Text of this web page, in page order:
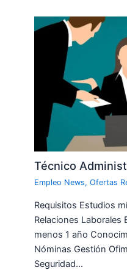
Técnico
Empleo News,Ofertas
Requisitos Estudios
Relaciones Laborales
menos 1 año
Nóminas Gestión
Seguridad…